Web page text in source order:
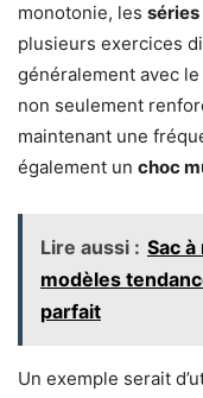
monotonie, les
plusieurs exercices
généralement avec
non seulement
maintenant une
également un choc
Lire aussi : Sac
modèles
parfait
Un exemple serait